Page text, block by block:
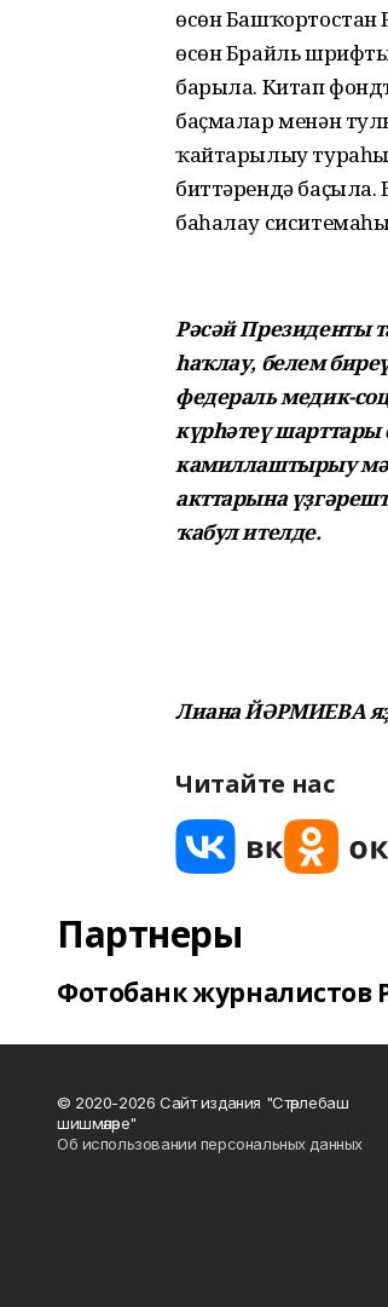
өсөн Башҡортостан
өсөн Брайль
барыла. Китап
баҫмалар менән
ҡайтарылыу
биттәрендә баҫыла.
баһалау
Рәсәй Президенты
һаҡлау, белем
федераль медик-
күрһәтеү шарттары
камиллаштырыу
акттарына
ҡабул ителде.
Лиана ЙӘРМИЕВА
Читайте нас
Партнеры
Фотобанк журналистов
© 2020-2026 Сайт издания "Стәрлебаш
шишмәләре"
Об использовании персональных данных